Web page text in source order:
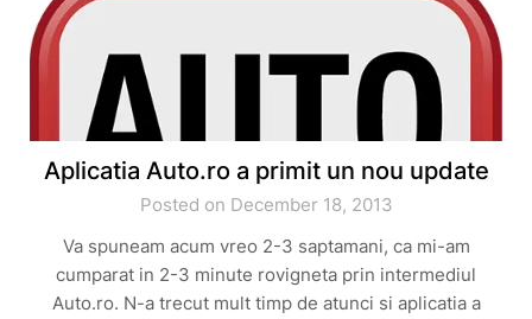
Aplicatia Auto.ro a primit un nou update
Posted on December 18, 2013
Va spuneam acum vreo 2-3 saptamani, ca mi-am
cumparat in 2-3 minute rovigneta prin intermediul
Auto.ro. N-a trecut mult timp de atunci si aplicatia a